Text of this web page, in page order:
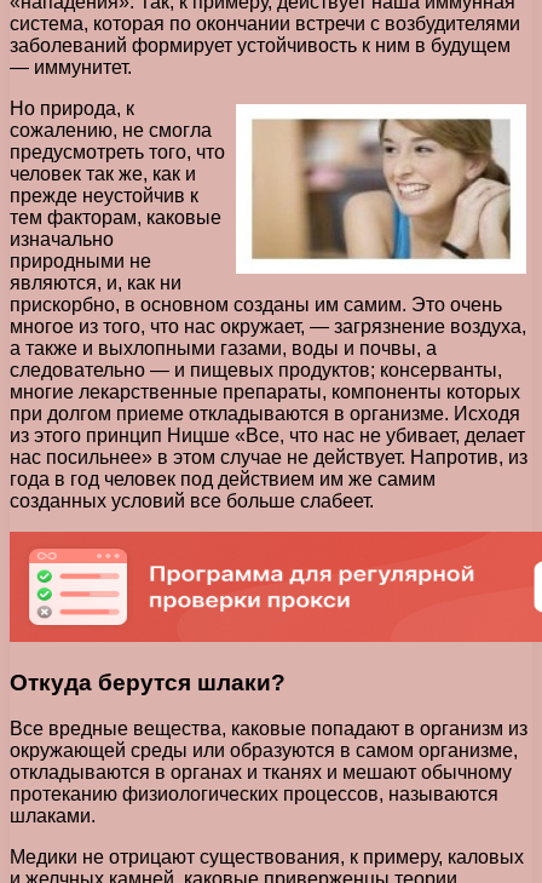
система, которая по окончании встречи с возбудителями
заболеваний формирует устойчивость к ним в будущем
— иммунитет.
Но природа, к
сожалению, не смогла
предусмотреть того, что
человек так же, как и
прежде неустойчив к
тем факторам, каковые
изначально
природными не
являются, и, как ни
прискорбно, в основном созданы им самим. Это очень
многое из того, что нас окружает, — загрязнение воздуха,
а также и выхлопными газами, воды и почвы, а
следовательно — и пищевых продуктов; консерванты,
многие лекарственные препараты, компоненты которых
при долгом приеме откладываются в организме. Исходя
из этого принцип Ницше «Все, что нас не убивает, делает
нас посильнее» в этом случае не действует. Напротив, из
года в год человек под действием им же самим
созданных условий все больше слабеет.
Откуда берутся шлаки?
Все вредные вещества, каковые попадают в организм из
окружающей среды или образуются в самом организме,
откладываются в органах и тканях и мешают обычному
протеканию физиологических процессов, называются
шлаками.
Медики не отрицают существования, к примеру, каловых